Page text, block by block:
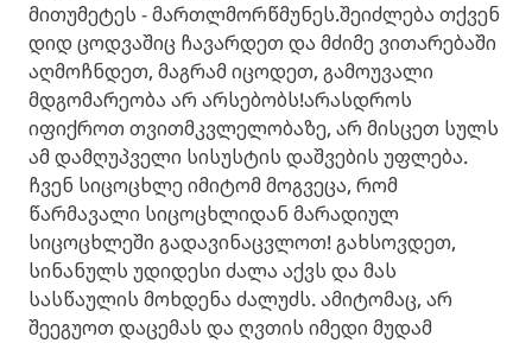
მითუმეტეს - მართლმორწმუნეს.შეიძლება თქვენ
დიდ ცოდვაშიც ჩავარდეთ და მძიმე ვითარებაში
აღმოჩნდეთ, მაგრამ იცოდეთ, გამოუვალი
მდგომარეობა არ არსებობს!არასდროს
იფიქროთ თვითმკვლელობაზე, არ მისცეთ სულს
ამ დამღუპველი სისუსტის დაშვების უფლება.
ჩვენ სიცოცხლე იმიტომ მოგვეცა, რომ
წარმავალი სიცოცხლიდან მარადიულ
სიცოცხლეში გადავინაცვლოთ! გახსოვდეთ,
სინანულს უდიდესი ძალა აქვს და მას
სასწაულის მოხდენა ძალუძს. ამიტომაც, არ
შეეგუოთ დაცემას და ღვთის იმედი მუდამ